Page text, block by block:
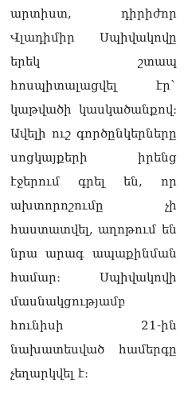
արտիստ, դիրիժոր
Վլադիմիր Սպիվակովը
երեկ շտապ
հոսպիտալացվել էր`
կաթվածի կասկածանքով։
Ավելի ուշ գործընկերները
սոցկայքերի իրենց
էջերում գրել են, որ
ախտորոշումը չի
հաստատվել, աղոթում են
նրա արագ ապաքինման
համար։ Սպիվակովի
մասնակցությամբ
հունիսի 21-ին
նախատեսված համերգը
չեղարկվել է։